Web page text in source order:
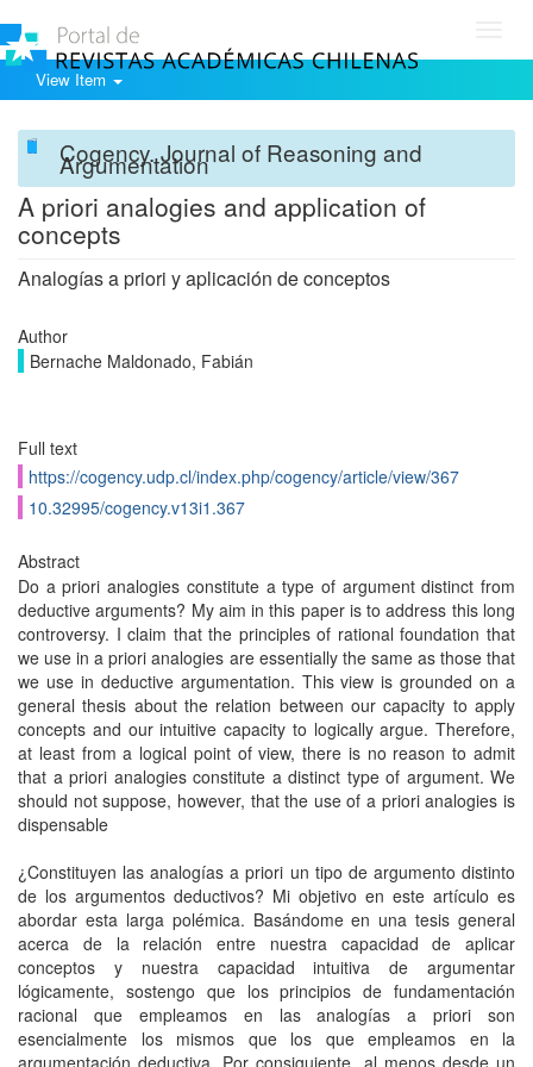
View Item
Cogency. Journal of Reasoning and
Argumentation
A priori analogies and application of
concepts
Analogías a priori y aplicación de conceptos
Author
Bernache Maldonado, Fabián
Full text
https://cogency.udp.cl/index.php/cogency/article/view/367
10.32995/cogency.v13i1.367
Abstract
Do a priori analogies constitute a type of argument distinct from
deductive arguments? My aim in this paper is to address this long
controversy. I claim that the principles of rational foundation that
we use in a priori analogies are essentially the same as those that
we use in deductive argumentation. This view is grounded on a
general thesis about the relation between our capacity to apply
concepts and our intuitive capacity to logically argue. Therefore,
at least from a logical point of view, there is no reason to admit
that a priori analogies constitute a distinct type of argument. We
should not suppose, however, that the use of a priori analogies is
dispensable
¿Constituyen las analogías a priori un tipo de argumento distinto
de los argumentos deductivos? Mi objetivo en este artículo es
abordar esta larga polémica. Basándome en una tesis general
acerca de la relación entre nuestra capacidad de aplicar
conceptos y nuestra capacidad intuitiva de argumentar
lógicamente, sostengo que los principios de fundamentación
racional que empleamos en las analogías a priori son
esencialmente los mismos que los que empleamos en la
argumentación deductiva. Por consiguiente, al menos desde un